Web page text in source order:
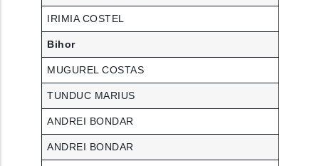
IRIMIA COSTEL
Bihor
MUGUREL COSTAS
TUNDUC MARIUS
ANDREI BONDAR
ANDREI BONDAR